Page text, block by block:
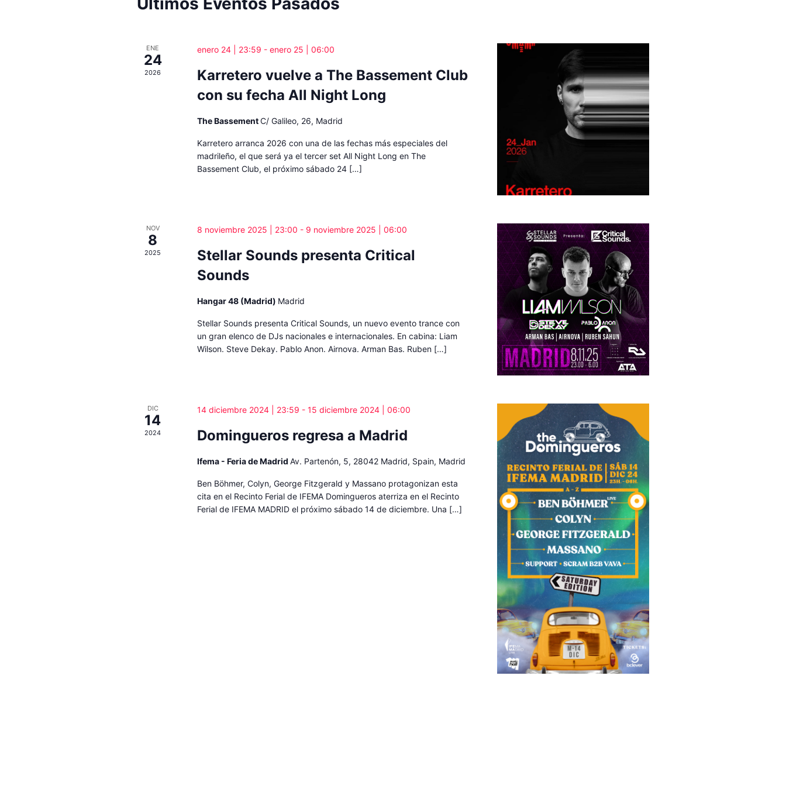
ENE
24
2026
enero 24 | 23:59 - enero 25 | 06:00
Karretero vuelve a The Bassement Club
con su fecha All Night Long
The BassementC/ Galileo, 26, Madrid
Karretero arranca 2026 con una de las fechas más especiales del
madrileño, el que será ya el tercer set All Night Long en The
Bassement Club, el próximo sábado 24 […]
NOV
8
2025
8 noviembre 2025 | 23:00 - 9 noviembre 2025 | 06:00
Stellar Sounds presenta Critical
Sounds
Hangar 48 (Madrid) Madrid
Stellar Sounds presenta Critical Sounds, un nuevo evento trance con
un gran elenco de DJs nacionales e internacionales. En cabina: Liam
Wilson. Steve Dekay. Pablo Anon. Airnova. Arman Bas. Ruben […]
DIC
14
2024
14 diciembre 2024 | 23:59 - 15 diciembre 2024 | 06:00
Domingueros regresa a Madrid
Ifema - Feria de Madrid Av. Partenón, 5, 28042 Madrid, Spain, Madrid
Ben Böhmer, Colyn, George Fitzgerald y Massano protagonizan esta
cita en el Recinto Ferial de IFEMA Domingueros aterriza en el Recinto
Ferial de IFEMA MADRID el próximo sábado 14 de diciembre. Una […]